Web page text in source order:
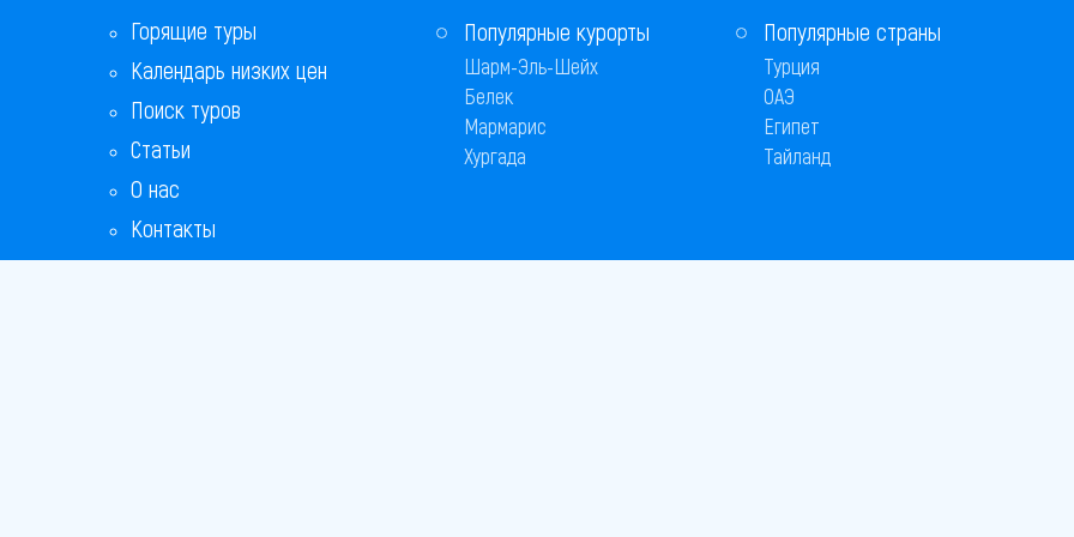
Горящие туры
Календарь низких цен
Поиск туров
Статьи
О нас
Контакты
Популярные курорты
Шарм-Эль-Шейх
Белек
Мармарис
Хургада
Популярные страны
Турция
ОАЭ
Египет
Тайланд